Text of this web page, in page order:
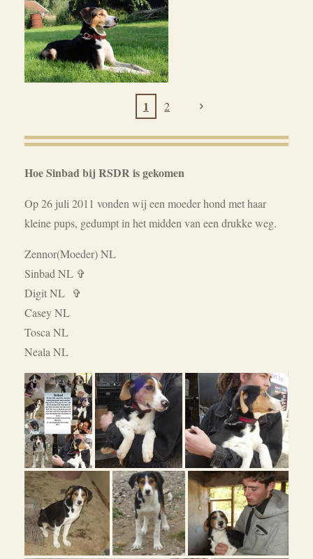
1 2
Hoe Sinbad bij RSDR is gekomen
Op 26 juli 2011 vonden wij een moeder hond met haar
kleine pups, gedumpt in het midden van een drukke weg.
Zennor(Moeder) NL
Sinbad NL ✞
Digit NL ✞
Casey NL
Tosca NL
Neala NL